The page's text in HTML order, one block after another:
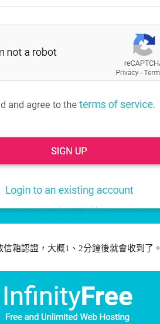
箱認證，大概1、2分鐘後就會收到了。